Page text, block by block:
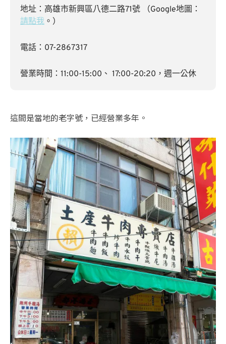
地址：高雄市新興區八德二路71號 （Google地圖：
請點我 。）
電話：07-2867317
營業時間：11:00-15:00、 17:00-20:20，週一公休
這間是當地的老字號，已經營業多年。